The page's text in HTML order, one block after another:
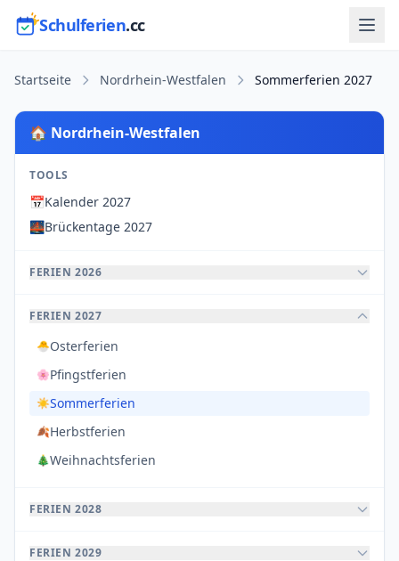
Schulferien.cc
Startseite Nordrhein-Westfalen Sommerferien 2027
🏠 Nordrhein-Westfalen
TOOLS
📅Kalender 2027
🌉Brückentage 2027
FERIEN 2026
FERIEN 2027
🐣Osterferien
🌸Pfingstferien
☀️Sommerferien
🍂Herbstferien
🎄Weihnachtsferien
FERIEN 2028
FERIEN 2029